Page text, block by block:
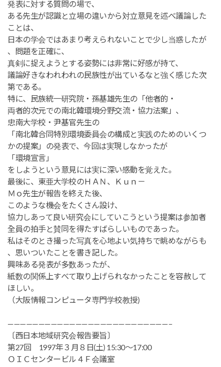
発表に対する質問の場で、
ある先生が認識と立場の違いから対立意見を述べ議論した
ことは、
日本の学会ではあまり考えられないことで少し当惑したが
、問題を正確に、
真剣に捉えようとする姿勢には非常に好感が持て、
議論好きなわれわれの民族性が出ているなと強く感じた次
第である。
特に、民族統一研究院・孫基雄先生の「他者的・
両者的次元での南北韓環境分野交流・協力法案」、
忠南大学校・尹基官先生の
「南北韓合同特別環境委員会の構成と実践のためのいくつ
かの提案」の発表で、今回は実現しなかったが
「環境宣言」
をしようという意見には実に深い感動を覚えた。
最後に、東亜大学校のＨＡＮ、Ｋｕｎ－
Ｍｏ先生が報告を終えた後、
このような機会をたくさん設け、
協力しあって良い研究会にしていこうという提案は参加者
全員の拍手と賛同を得たすばらしいものであった。
私はそのとき撮った写真を心地よい気持ちで眺めながらも
、思いついたことを書き記した。
興味ある発表が多数あったが、
紙数の関係上すべて取り上げられなかったことを容赦して
ほしい。
（大阪情報コンピュータ専門学校教授)
——————————————————————————–
〔西日本地域研究会報告要旨〕
第27回 1997年３月８日(土) 15:30～17:00
ＯＩＣセンタービル４Ｆ会議室